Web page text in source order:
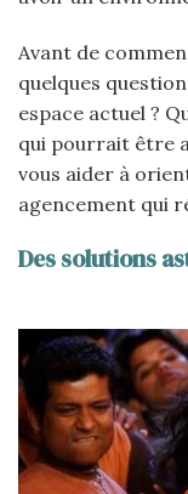
Avant de
quelques
espace actuel ?
qui pourrait être
vous aider à
agencement qui
Des solutions